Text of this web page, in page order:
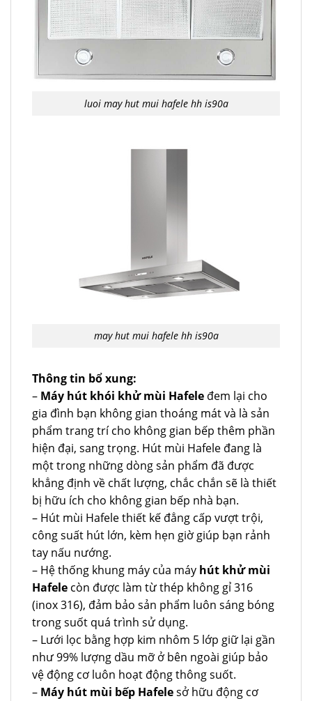
luoi may hut mui hafele hh is90a
may hut mui hafele hh is90a
Thông tin bổ xung:
– Máy hút khói khử mùi Hafele đem lại cho
gia đình bạn không gian thoáng mát và là sản
phẩm trang trí cho không gian bếp thêm phần
hiện đại, sang trọng. Hút mùi Hafele đang là
một trong những dòng sản phẩm đã được
khẳng định về chất lượng, chắc chắn sẽ là thiết
bị hữu ích cho không gian bếp nhà bạn.
– Hút mùi Hafele thiết kế đẳng cấp vượt trội,
công suất hút lớn, kèm hẹn giờ giúp bạn rảnh
tay nấu nướng.
– Hệ thống khung máy của máy hút khử mùi
Hafele còn được làm từ thép không gỉ 316
(inox 316), đảm bảo sản phẩm luôn sáng bóng
trong suốt quá trình sử dụng.
– Lưới lọc bằng hợp kim nhôm 5 lớp giữ lại gần
như 99% lượng dầu mỡ ở bên ngoài giúp bảo
vệ động cơ luôn hoạt động thông suốt.
– Máy hút mùi bếp Hafelesở hữu động cơ